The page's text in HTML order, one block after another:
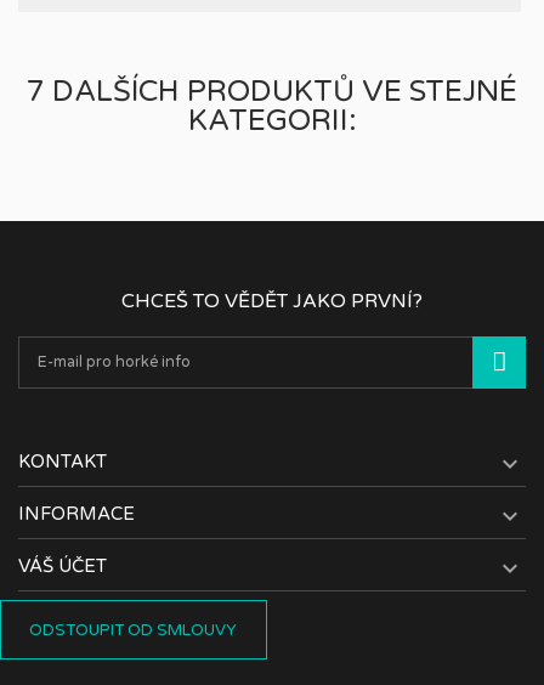
7 DALŠÍCH PRODUKTŮ VE STEJNÉ
KATEGORII:
CHCEŠ TO VĚDĚT JAKO PRVNÍ?
KONTAKT 
INFORMACE 
VÁŠ ÚČET 
ODSTOUPIT OD SMLOUVY